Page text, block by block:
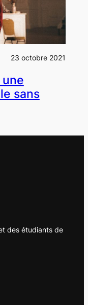
23 octobre 2021
sans
des étudiants de